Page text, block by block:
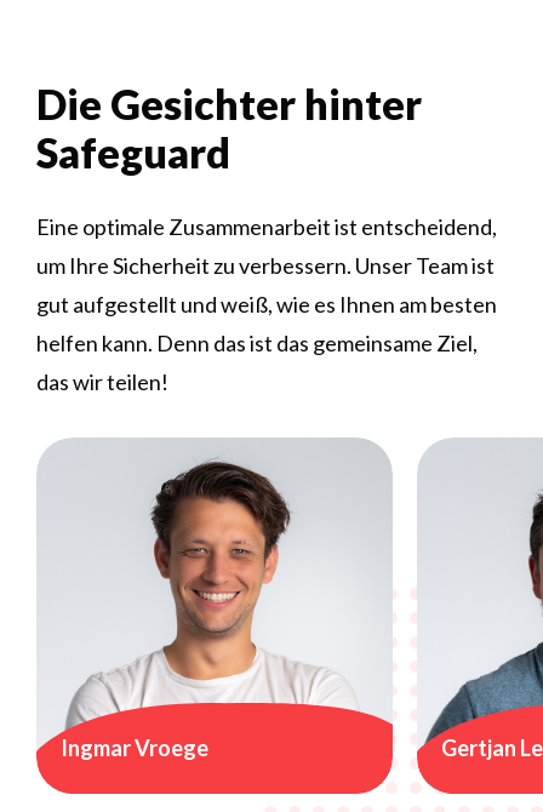
Die Gesichter hinter
Safeguard
Eine optimale Zusammenarbeit ist entscheidend,
um Ihre Sicherheit zu verbessern. Unser Team ist
gut aufgestellt und weiß, wie es Ihnen am besten
helfen kann. Denn das ist das gemeinsame Ziel,
das wir teilen!
Ingmar Vroege Gertjan